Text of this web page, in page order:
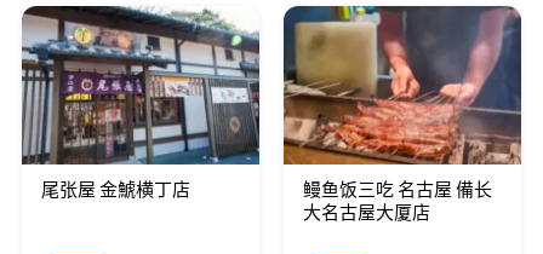
尾张屋 金鯱横丁店
鳗鱼饭三吃 名古屋 備长
大名古屋大厦店